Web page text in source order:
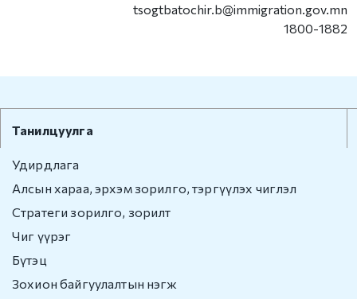
tsogtbatochir.b@immigration.gov.mn
1800-1882
Танилцуулга
Удирдлага
Алсын хараа, эрхэм зорилго, тэргүүлэх чиглэл
Стратеги зорилго, зорилт
Чиг үүрэг
Бүтэц
Зохион байгуулалтын нэгж